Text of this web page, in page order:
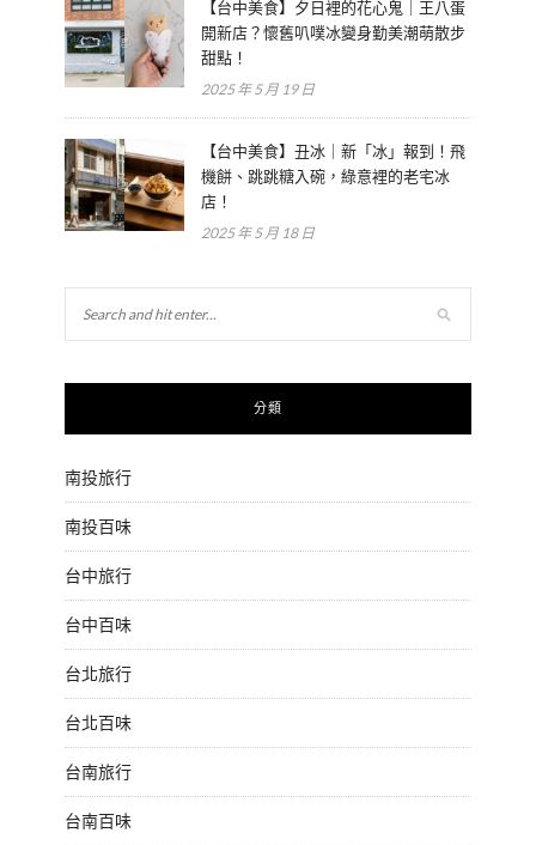
【台中美食】夕日裡的花心鬼｜王八蛋
開新店？懷舊叭噗冰變身勤美潮萌散步
甜點！
2025 年 5 月 19 日
【台中美食】丑冰｜新「冰」報到！飛
機餅、跳跳糖入碗，綠意裡的老宅冰
店！
2025 年 5 月 18 日
分類
南投旅行
南投百味
台中旅行
台中百味
台北旅行
台北百味
台南旅行
台南百味